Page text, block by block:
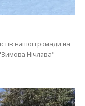
нашої громади на
Нічлава"